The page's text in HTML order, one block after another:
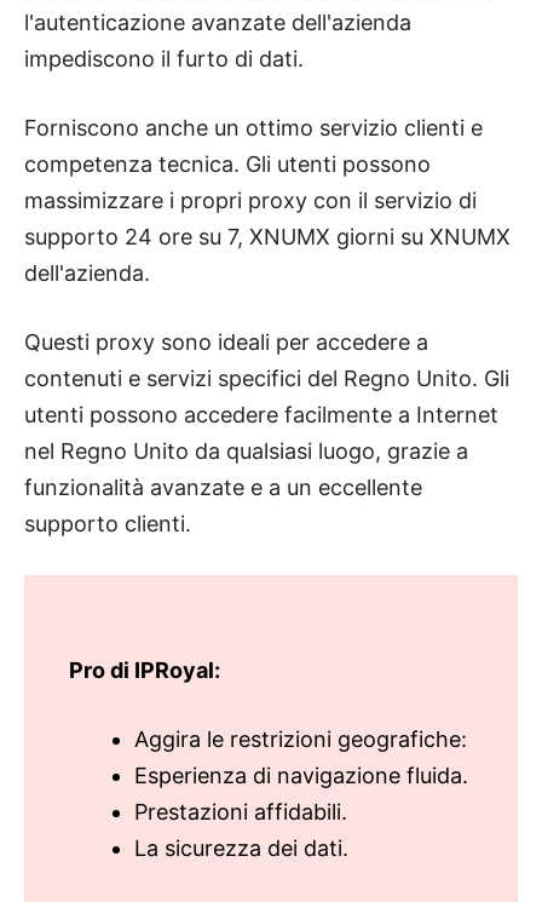
l'autenticazione avanzate dell'azienda
impediscono il furto di dati.
Forniscono anche un ottimo servizio clienti e
competenza tecnica. Gli utenti possono
massimizzare i propri proxy con il servizio di
supporto 24 ore su 7, XNUMX giorni su XNUMX
dell'azienda.
Questi proxy sono ideali per accedere a
contenuti e servizi specifici del Regno Unito. Gli
utenti possono accedere facilmente a Internet
nel Regno Unito da qualsiasi luogo, grazie a
funzionalità avanzate e a un eccellente
supporto clienti.
Pro di IPRoyal:
Aggira le restrizioni geografiche:
Esperienza di navigazione fluida.
Prestazioni affidabili.
La sicurezza dei dati.